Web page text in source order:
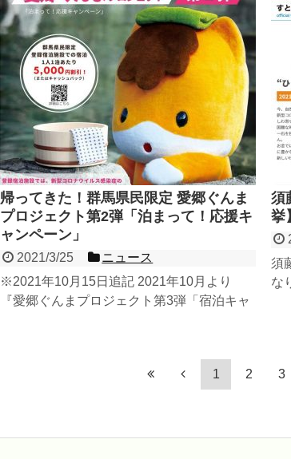
帰ってきた！群馬県民限定 愛郷ぐんま
プロジェクト第2弾「泊まって！応援キ
ャンペーン」
2021/3/25
ニュース
※2021年10月15日追記 2021年10月より
『愛郷ぐんまプロジェクト第3弾「宿泊キャ
須
挙】
須
な
1 2 3